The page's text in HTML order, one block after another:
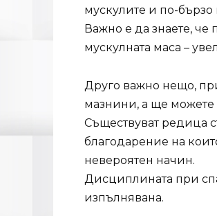
мускулите и по-бързо
Важно е да знаете, че
мускулната маса –
Друго важно нещо,
мазнини, а ще можете
Съществуват редица
благодарение на
невероятен начин.
Дисциплината при
изпълнявана.